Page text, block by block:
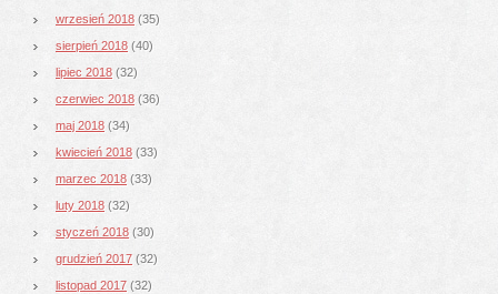
wrzesień 2018 (35)
sierpień 2018 (40)
lipiec 2018 (32)
czerwiec 2018 (36)
maj 2018 (34)
kwiecień 2018 (33)
marzec 2018 (33)
luty 2018 (32)
styczeń 2018 (30)
grudzień 2017 (32)
listopad 2017 (32)